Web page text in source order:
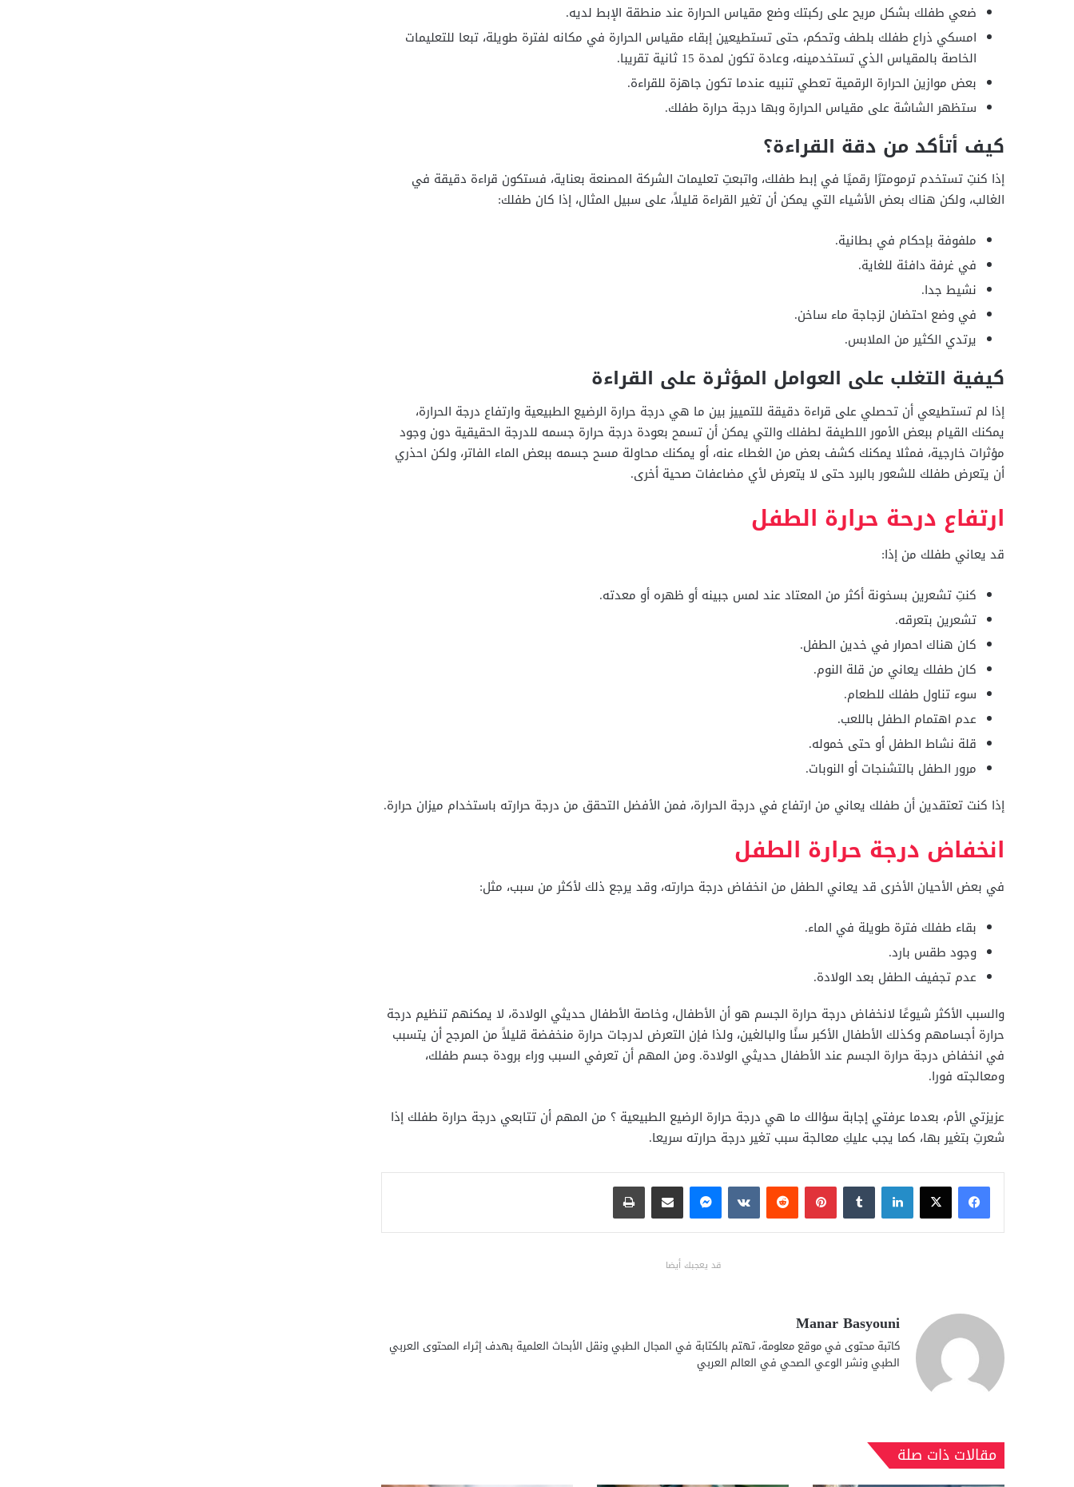
ضعي طفلك بشكل مريح على ركبتك وضع مقياس الحرارة عند منطقة الإبط لديه.
امسكي ذراع طفلك بلطف وتحكم، حتى تستطيعين إبقاء مقياس الحرارة في مكانه لفترة طويلة، تبعا للتعليمات
الخاصة بالمقياس الذي تستخدمينه، وعادة تكون لمدة 15 ثانية تقريبا.
بعض موازين الحرارة الرقمية تعطي تنبيه عندما تكون جاهزة للقراءة.
ستظهر الشاشة على مقياس الحرارة وبها درجة حرارة طفلك.
كيف أتأكد من دقة القراءة؟
إذا كنتِ تستخدم ترمومترًا رقميًا في إبط طفلك، واتبعتِ تعليمات الشركة المصنعة بعناية، فستكون قراءة دقيقة في
الغالب، ولكن هناك بعض الأشياء التي يمكن أن تغير القراءة قليلاً، على سبيل المثال، إذا كان طفلك:
ملفوفة بإحكام في بطانية.
في غرفة دافئة للغاية.
نشيط جدا.
في وضع احتضان لزجاجة ماء ساخن.
يرتدي الكثير من الملابس.
كيفية التغلب على العوامل المؤثرة على القراءة
إذا لم تستطيعي أن تحصلي على قراءة دقيقة للتمييز بين ما هي درجة حرارة الرضيع الطبيعية وارتفاع درجة الحرارة،
يمكنك القيام ببعض الأمور اللطيفة لطفلك والتي يمكن أن تسمح بعودة درجة حرارة جسمه للدرجة الحقيقية دون وجود
مؤثرات خارجية، فمثلا يمكنك كشف بعض من الغطاء عنه، أو يمكنك محاولة مسح جسمه ببعض الماء الفاتر، ولكن احذري
أن يتعرض طفلك للشعور بالبرد حتى لا يتعرض لأي مضاعفات صحية أخرى.
ارتفاع درحة حرارة الطفل
قد يعاني طفلك من إذا:
كنتِ تشعرين بسخونة أكثر من المعتاد عند لمس جبينه أو ظهره أو معدته.
تشعرين بتعرقه.
كان هناك احمرار في خدين الطفل.
كان طفلك يعاني من قلة النوم.
سوء تناول طفلك للطعام.
عدم اهتمام الطفل باللعب.
قلة نشاط الطفل أو حتى خموله.
مرور الطفل بالتشنجات أو النوبات.
إذا كنت تعتقدين أن طفلك يعاني من ارتفاع في درجة الحرارة، فمن الأفضل التحقق من درجة حرارته باستخدام ميزان حرارة.
انخفاض درجة حرارة الطفل
في بعض الأحيان الأخرى قد يعاني الطفل من انخفاض درجة حرارته، وقد يرجع ذلك لأكثر من سبب، مثل:
بقاء طفلك فترة طويلة في الماء.
وجود طقس بارد.
عدم تجفيف الطفل بعد الولادة.
والسبب الأكثر شيوعًا لانخفاض درجة حرارة الجسم هو أن الأطفال، وخاصة الأطفال حديثي الولادة، لا يمكنهم تنظيم درجة
حرارة أجسامهم وكذلك الأطفال الأكبر سنًا والبالغين، ولذا فإن التعرض لدرجات حرارة منخفضة قليلاً من المرجح أن يتسبب
في انخفاض درجة حرارة الجسم عند الأطفال حديثي الولادة. ومن المهم أن تعرفي السبب وراء برودة جسم طفلك،
ومعالجته فورا.
عزيزتي الأم، بعدما عرفتي إجابة سؤالك ما هي درجة حرارة الرضيع الطبيعية ؟ من المهم أن تتابعي درجة حرارة طفلك إذا
شعرتِ بتغير بها، كما يجب عليكِ معالجة سبب تغير درجة حرارته سريعا.
فيسبوكX لينكدإن بينتيريست ماسنجر مشاركة عبر البريد طباعة
قد يعجبك أيضا
Manar Basyouni
كاتبة محتوى في موقع معلومة، تهتم بالكتابة في المجال الطبي ونقل الأبحاث العلمية بهدف إثراء المحتوى العربي
الطبي ونشر الوعي الصحي في العالم العربي
مقالات ذات صلة